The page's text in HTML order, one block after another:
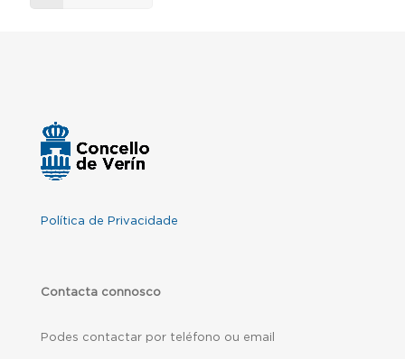
Política de Privacidade
Contacta connosco
Podes contactar por teléfono ou email